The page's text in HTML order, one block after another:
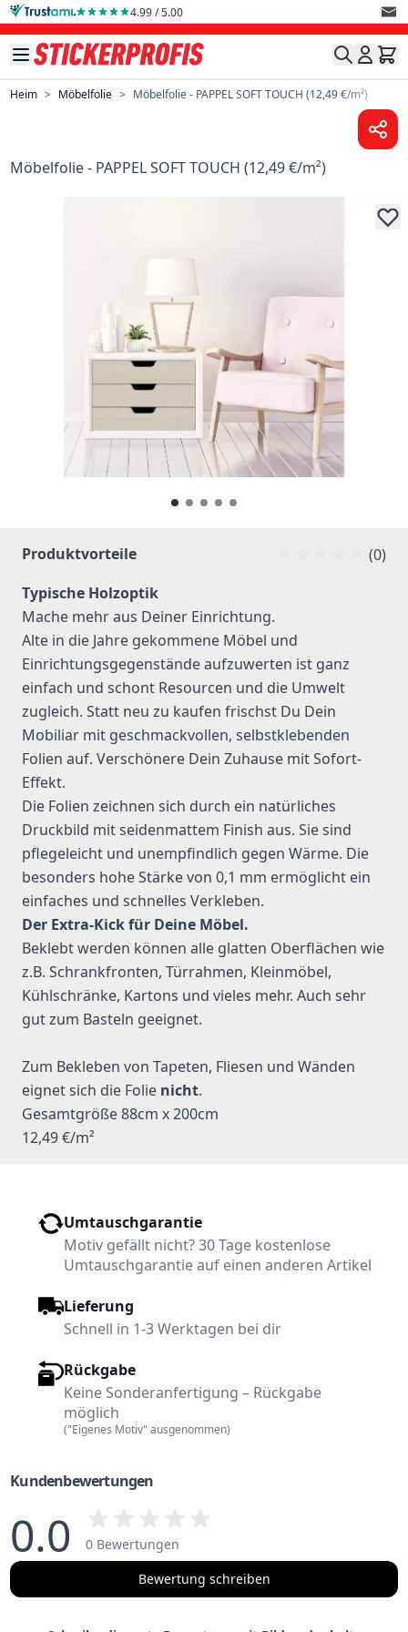
Direkt zum Inhalt 4.99 / 5.00
Heim > Möbelfolie > Möbelfolie - PAPPEL SOFT TOUCH (12,49 €/m²)
Möbelfolie - PAPPEL SOFT TOUCH (12,49 €/m²)
Produktvorteile
(0)
Typische Holzoptik
Mache mehr aus Deiner Einrichtung.
Alte in die Jahre gekommene Möbel und
Einrichtungsgegenstände aufzuwerten ist ganz
einfach und schont Resourcen und die Umwelt
zugleich. Statt neu zu kaufen frischst Du Dein
Mobiliar mit geschmackvollen, selbstklebenden
Folien auf. Verschönere Dein Zuhause mit Sofort-
Effekt.
Die Folien zeichnen sich durch ein natürliches
Druckbild mit seidenmattem Finish aus. Sie sind
pflegeleicht und unempfindlich gegen Wärme. Die
besonders hohe Stärke von 0,1 mm ermöglicht ein
einfaches und schnelles Verkleben.
Der Extra-Kick für Deine Möbel.
Beklebt werden können alle glatten Oberflächen wie
z.B. Schrankfronten, Türrahmen, Kleinmöbel,
Kühlschränke, Kartons und vieles mehr. Auch sehr
gut zum Basteln geeignet.
Zum Bekleben von Tapeten, Fliesen und Wänden
eignet sich die Folie nicht.
Gesamtgröße 88cm x 200cm
12,49 €/m²
Umtauschgarantie
Motiv gefällt nicht? 30 Tage kostenlose
Umtauschgarantie auf einen anderen Artikel
Lieferung
Schnell in 1-3 Werktagen bei dir
Rückgabe
Keine Sonderanfertigung – Rückgabe
möglich
("Eigenes Motiv" ausgenommen)
Kundenbewertungen
0.0
0 Bewertungen
Bewertung schreiben